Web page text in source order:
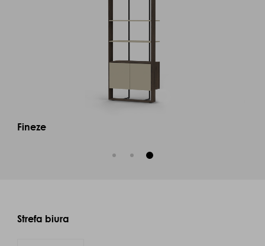
Fineze
Strefa biura